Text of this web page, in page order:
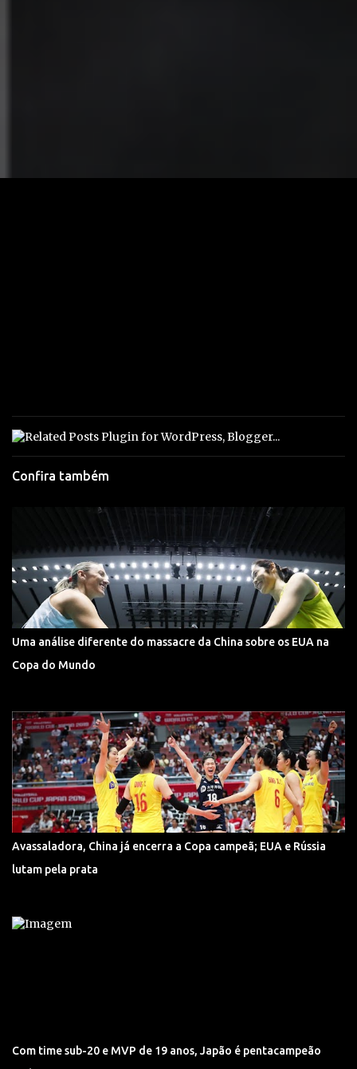
Confira também
Uma análise diferente do massacre da China sobre os EUA na
Copa do Mundo
Avassaladora, China já encerra a Copa campeã; EUA e Rússia
lutam pela prata
Com time sub-20 e MVP de 19 anos, Japão é pentacampeão